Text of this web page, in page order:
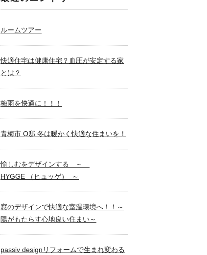
ルームツアー
快適住宅は健康住宅？血圧が安定する家
とは？
梅雨を快適に！！！
青梅市 O邸 冬は暖かく快適な住まいを！
愉しむをデザインする ～
HYGGE （ヒュッゲ） ～
窓のデザインで快適な室温環境へ！！～
陽がもたらす心地良い住まい～
passiv designリフォームで生まれ変わる